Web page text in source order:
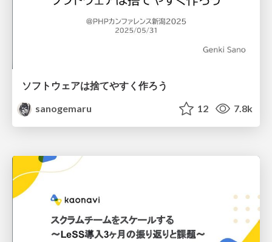
ソフトウェアは捨てやすく作ろう
sanogemaru
12 7.8k